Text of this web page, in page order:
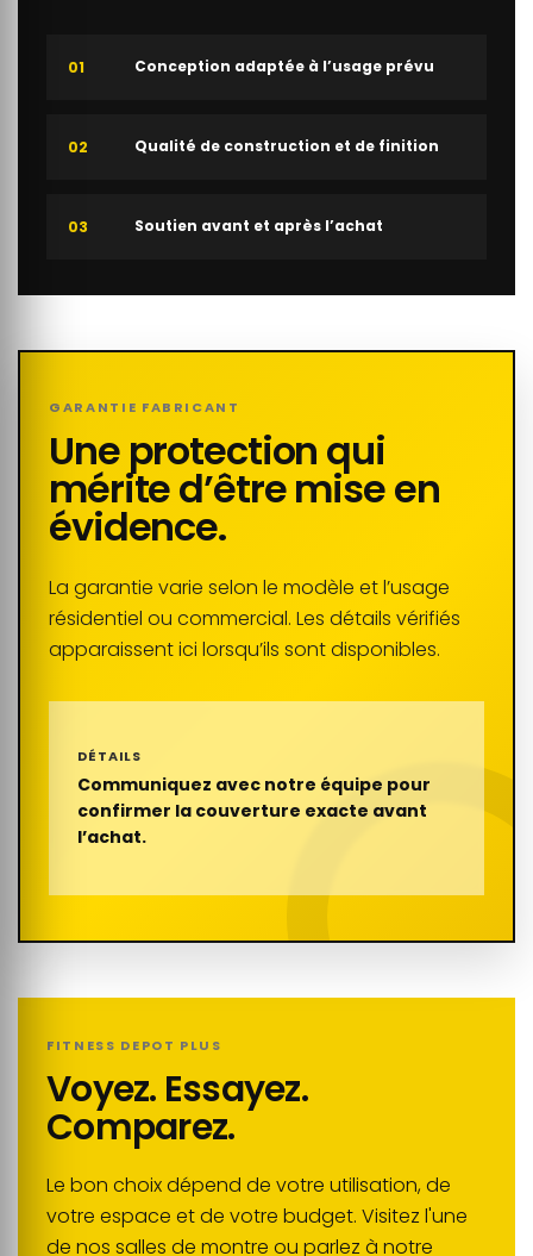
01 Conception adaptée à l’usage prévu
02 Qualité de construction et de finition
03 Soutien avant et après l’achat
GARANTIE FABRICANT
Une protection qui
mérite d’être mise en
évidence.
La garantie varie selon le modèle et l’usage
résidentiel ou commercial. Les détails vérifiés
apparaissent ici lorsqu’ils sont disponibles.
DÉTAILS
Communiquez avec notre équipe pour
confirmer la couverture exacte avant
l’achat.
FITNESS DEPOT PLUS
Voyez. Essayez.
Comparez.
Le bon choix dépend de votre utilisation, de
votre espace et de votre budget. Visitez l'une
de nos salles de montre ou parlez à notre